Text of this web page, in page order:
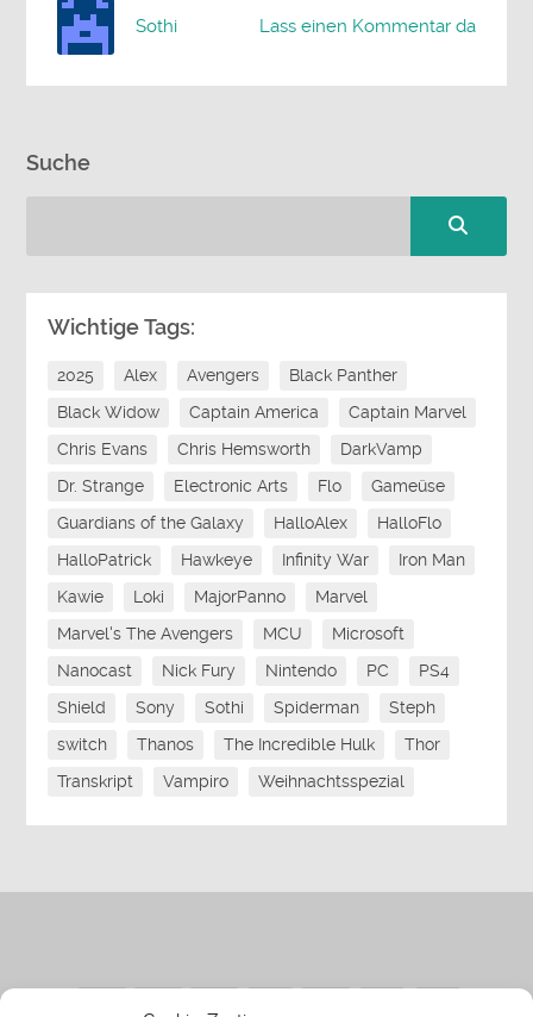
Lass einen Kommentar da
Sothi
Suche
Wichtige Tags:
2025 Alex Avengers
Black Panther
Black Widow
Captain America
Captain Marvel
Chris Evans
Chris Hemsworth
DarkVamp
Dr. Strange
Electronic Arts Flo
Gameüse
Guardians of the Galaxy
HalloAlex
HalloFlo
HalloPatrick
Hawkeye Infinity War
Iron Man
Kawie
Loki MajorPanno
Marvel
Marvel's The Avengers
MCU
Microsoft
Nanocast
Nick Fury Nintendo PC
PS4
Shield
Sony Sothi Spiderman
Steph
switch
Thanos The Incredible Hulk
Thor
Transkript
Vampiro Weihnachtsspezial